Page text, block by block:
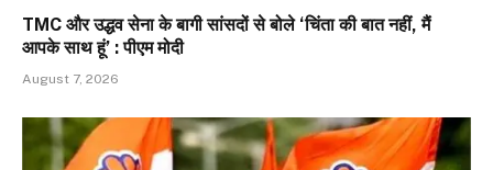
TMC और उद्धव सेना के बागी सांसदों से बोले ‘चिंता की बात नहीं, मैं
आपके साथ हूं’ : पीएम मोदी
August 7, 2026